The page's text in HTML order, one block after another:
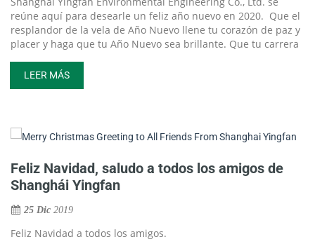
reúne aquí para desearle un feliz año nuevo en 2020. Que el
resplandor de la vela de Año Nuevo llene tu corazón de paz y
placer y haga que tu Año Nuevo sea brillante. Que tu carrera
Aquí recordaremos nuestros eventos de 2019 en nuestra
empresa. Y deseamos que nuestra empresa vuelva a tener un
LEER MÁS
Feliz Navidad, saludo a todos los amigos de
Shanghái Yingfan
25 Dic 2019
Feliz Navidad a todos los amigos.